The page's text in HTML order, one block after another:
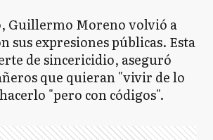
Guillermo Moreno volvió a
sus expresiones públicas. Esta
de sincericidio, aseguró
que quieran "vivir de lo
"pero con códigos".